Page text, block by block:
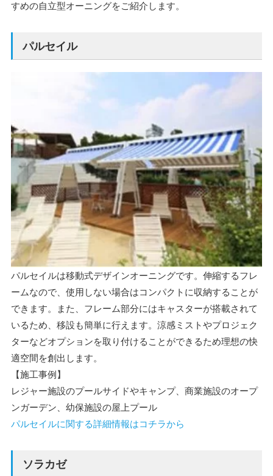
すめの自立型オーニングをご紹介します。
パルセイル
パルセイルは移動式デザインオーニングです。伸縮するフレ
ームなので、使用しない場合はコンパクトに収納することが
できます。また、フレーム部分にはキャスターが搭載されて
いるため、移設も簡単に行えます。 涼感ミストやプロジェク
ターなどオプションを取り付けることができるため理想の快
適空間を創出します。
【施工事例】
レジャー施設のプールサイドやキャンプ、商業施設のオープ
ンガーデン、幼保施設の屋上プール
パルセイルに関する詳細情報はコチラから
ソラカゼ